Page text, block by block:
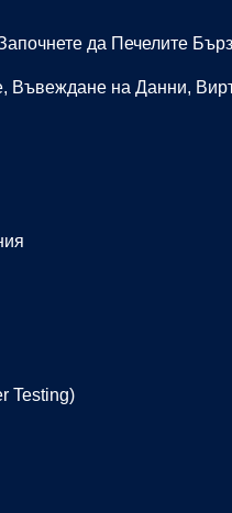
да Печелите
Въвеждане на Данни,
Testing)